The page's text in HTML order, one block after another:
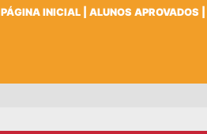
PÁGINA INICIAL ALUNOS APROVADOS